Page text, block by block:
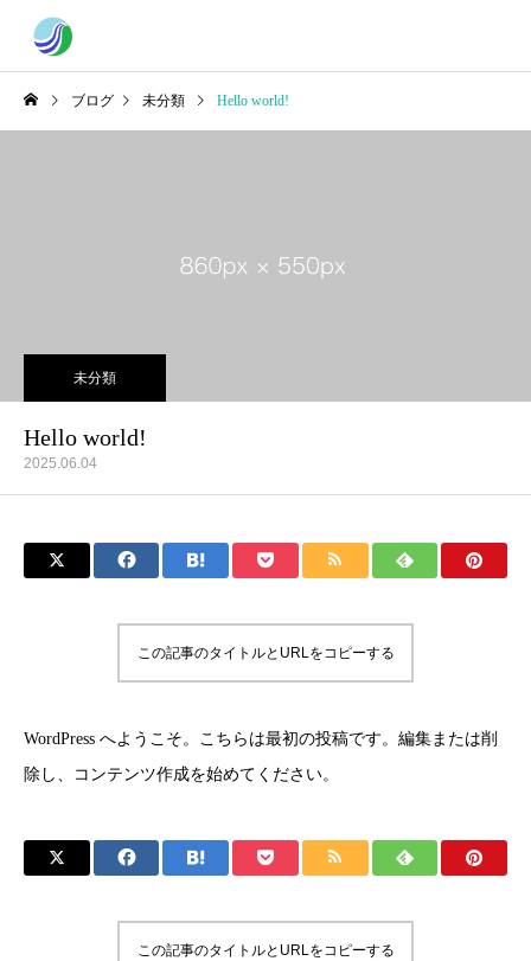
ブログ 未分類 Hello world!
未分類
Hello world!
2025.06.04
この記事のタイトルとURLをコピーする
WordPress へようこそ。こちらは最初の投稿です。編集または削
除し、コンテンツ作成を始めてください。
この記事のタイトルとURLをコピーする